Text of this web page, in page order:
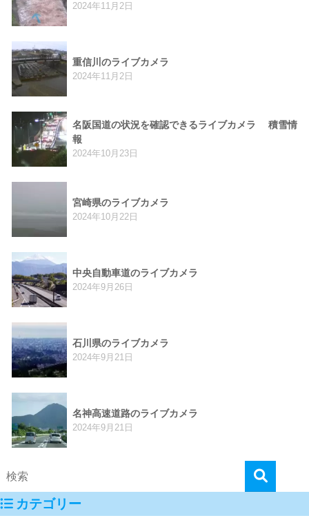
2024年11月2日
重信川のライブカメラ
2024年11月2日
名阪国道の状況を確認できるライブカメラ 積雪情
報
2024年10月23日
宮崎県のライブカメラ
2024年10月22日
中央自動車道のライブカメラ
2024年9月26日
石川県のライブカメラ
2024年9月21日
名神高速道路のライブカメラ
2024年9月21日
カテゴリー